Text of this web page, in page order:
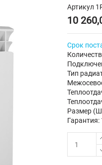
Артикул
10
Срок
Тип
Размер
Гарантия: